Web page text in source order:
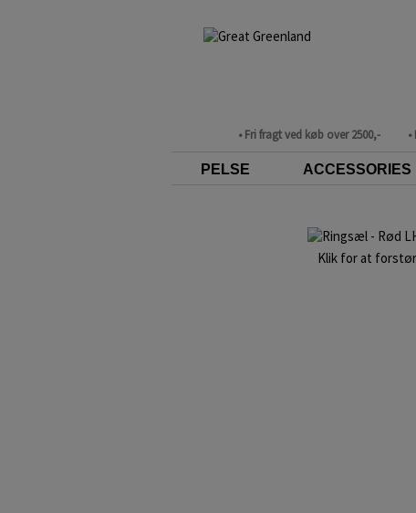
• Fri fragt ved køb over 2500,-
PELSE ACCESSORIES
Klik for at